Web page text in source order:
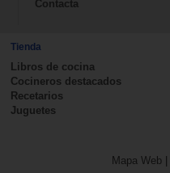
Contacta
Tienda
Libros de cocina
Cocineros destacados
Recetarios
Juguetes
Mapa Web